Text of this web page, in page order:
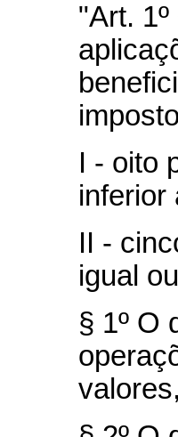
"Art.
I - oito
inferior
II -
igual
§ 1º O